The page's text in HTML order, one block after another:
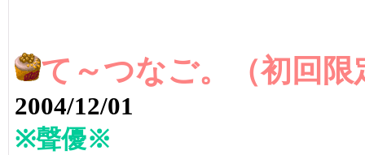
て～つなご。（初回限
2004/12/01
※聲優※